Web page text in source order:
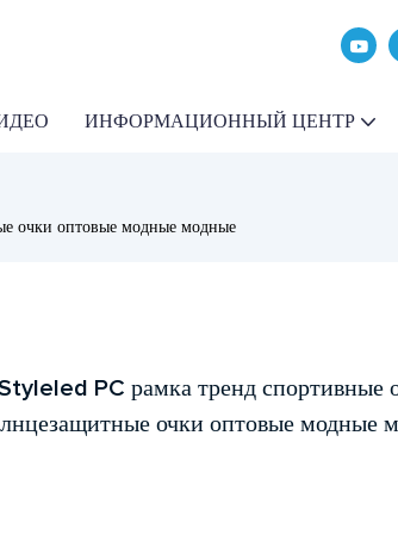
ИНФОРМАЦИОННЫЙ ЦЕНТР
очки оптовые модные модные
PC рамка тренд спортивные
очки оптовые модные